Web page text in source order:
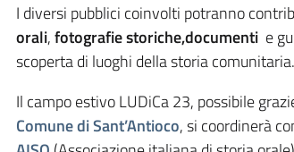
I diversi pubblici coinvolti potranno
orali,fotografie storiche,documenti e
scoperta di luoghi della storia comunitaria.
Il campo estivo LUDiCa 23, possibile
Comune di Sant’Antioco, si coordinerà